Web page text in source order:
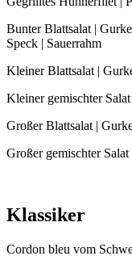
Bunter Blattsalat |
Speck | Sauerrahm
Kleiner Blattsalat |
Kleiner gemischter Salat
Großer Blattsalat |
Großer gemischter Salat
Klassiker
Cordon bleu vom